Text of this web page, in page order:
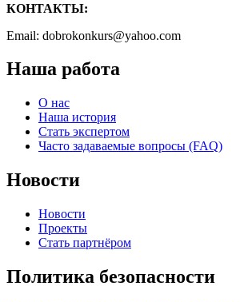
КОНТАКТЫ:
Email: dobrokonkurs@yahoo.com
Наша работа
О нас
Наша история
Стать экспертом
Часто задаваемые вопросы (FAQ)
Новости
Новости
Проекты
Стать партнёром
Политика безопасности